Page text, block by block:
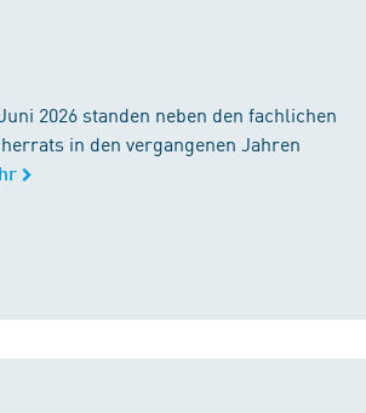
2026 standen neben den fachlichen
in den vergangenen Jahren